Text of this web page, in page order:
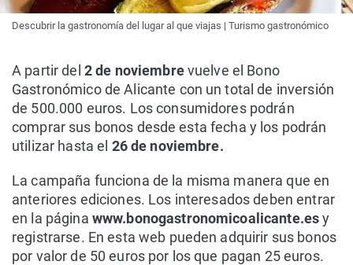
Descubrir la gastronomía del lugar al que viajas | Turismo gastronómico
A partir del 2 de noviembrevuelve el Bono
Gastronómico de Alicante con un total de inversión
de 500.000 euros. Los consumidores podrán
comprar sus bonos desde esta fecha y los podrán
utilizar hasta el 26 de noviembre.
La campaña funciona de la misma manera que en
anteriores ediciones. Los interesados deben entrar
en la página www.bonogastronomicoalicante.esy
registrarse. En esta web pueden adquirir sus bonos
por valor de 50 euros por los que pagan 25 euros.